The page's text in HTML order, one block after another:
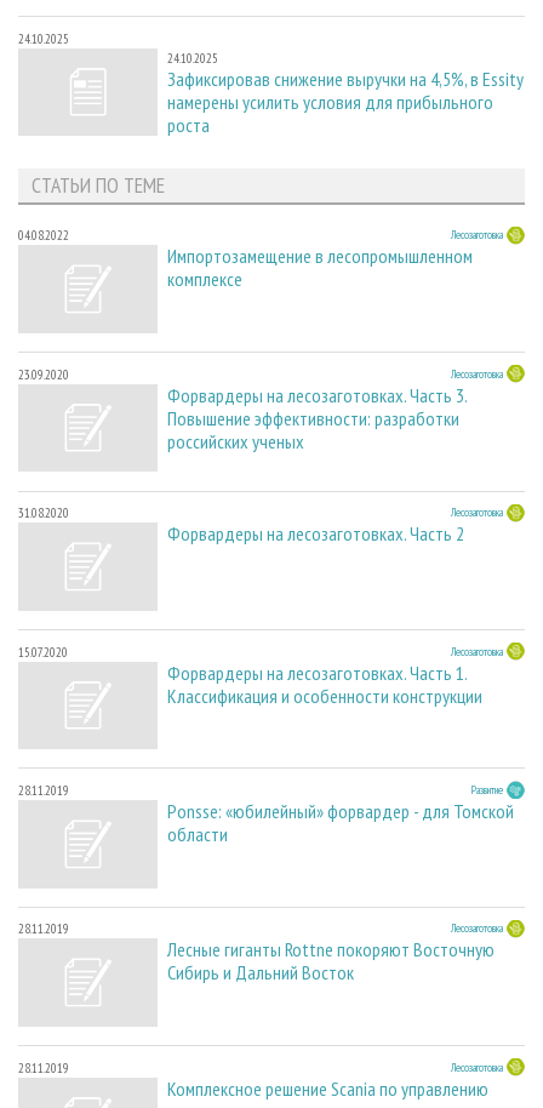
24.10.2025
24.10.2025
Зафиксировав снижение выручки на 4,5%, в Essity
намерены усилить условия для прибыльного
роста
СТАТЬИ ПО ТЕМЕ
04.08.2022 Лесозаготовка
Импортозамещение в лесопромышленном
комплексе
23.09.2020 Лесозаготовка
Форвардеры на лесозаготовках. Часть 3.
Повышение эффективности: разработки
российских ученых
31.08.2020 Лесозаготовка
Форвардеры на лесозаготовках. Часть 2
15.07.2020 Лесозаготовка
Форвардеры на лесозаготовках. Часть 1.
Классификация и особенности конструкции
28.11.2019 Развитие
Ponsse: «юбилейный» форвардер - для Томской
области
28.11.2019 Лесозаготовка
Лесные гиганты Rottne покоряют Восточную
Сибирь и Дальний Восток
28.11.2019 Лесозаготовка
Комплексное решение Scania по управлению